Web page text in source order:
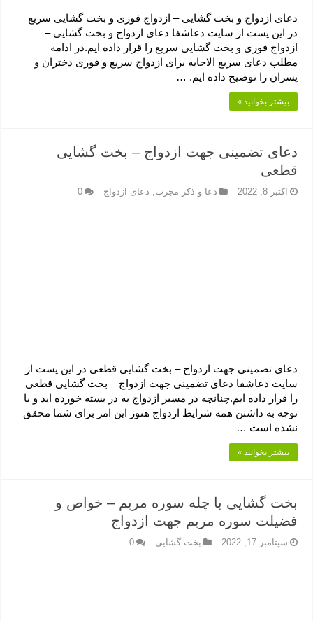
دعای ازدواج و بخت گشایی – ازدواج فوری و بخت گشایی سریع
در این پست از سایت دعاشفا دعای ازدواج و بخت گشایی –
ازدواج فوری و بخت گشایی سریع را قرار داده ایم.در ادامه
مطلب دعای سریع الاجابه برای ازدواج سریع و فوری دختران و
پسران را توضیح داده ایم. …
بیشتر بخوانید »
دعای تضمینی جهت ازدواج – بخت گشایی
قطعی
اکتبر 8, 2022 دعا و ذکر مجرب دعای ازدواج 0
دعای تضمینی جهت ازدواج – بخت گشایی قطعی در این پست از
سایت دعاشفا دعای تضمینی جهت ازدواج – بخت گشایی قطعی
را قرار داده ایم.چنانچه در مسیر ازدواج به در بسته خورده اید و با
توجه به داشتن همه شرایط ازدواج هنوز این امر برای شما محقق
نشده است …
بیشتر بخوانید »
بخت گشایی با چله سوره مریم – خواص و
فضیلت سوره مریم جهت ازدواج
سپتامبر 17, 2022 بخت گشایی 0